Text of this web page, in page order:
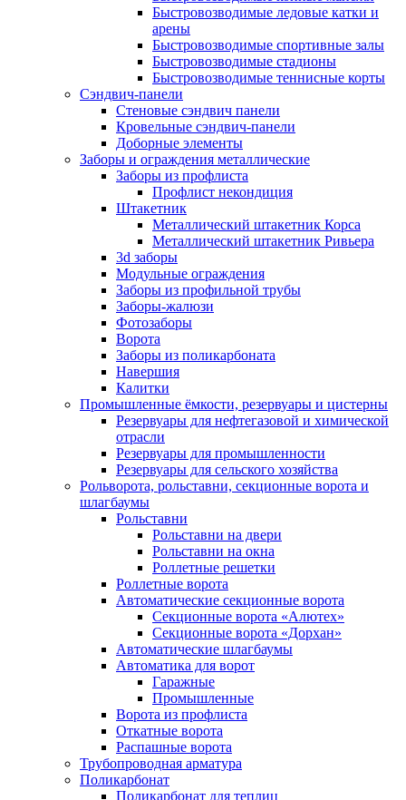
Быстровозводимые ледовые катки и
арены
Быстровозводимые спортивные залы
Быстровозводимые стадионы
Быстровозводимые теннисные корты
Сэндвич-панели
Стеновые сэндвич панели
Кровельные сэндвич-панели
Доборные элементы
Заборы и ограждения металлические
Заборы из профлиста
Профлист некондиция
Штакетник
Металлический штакетник Корса
Металлический штакетник Ривьера
3d заборы
Модульные ограждения
Заборы из профильной трубы
Заборы-жалюзи
Фотозаборы
Ворота
Заборы из поликарбоната
Навершия
Калитки
Промышленные ёмкости, резервуары и цистерны
Резервуары для нефтегазовой и химической
отрасли
Резервуары для промышленности
Резервуары для сельского хозяйства
Рольворота, рольставни, секционные ворота и
шлагбаумы
Рольставни
Рольставни на двери
Рольставни на окна
Роллетные решетки
Роллетные ворота
Автоматические секционные ворота
Секционные ворота «Алютех»
Секционные ворота «Дорхан»
Автоматические шлагбаумы
Автоматика для ворот
Гаражные
Промышленные
Ворота из профлиста
Откатные ворота
Распашные ворота
Трубопроводная арматура
Поликарбонат
Поликарбонат для теплиц